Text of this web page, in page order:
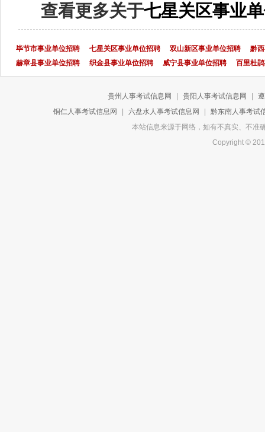
查看更多关于七星关区事业
毕节市事业单位招聘 七星关区事业单位招聘 双山新区事业单位招聘
黔
赫章县事业单位招聘
织金县事业单位招聘 威宁县事业单位招聘 百里杜
贵州人事考试信息网 贵阳人事考试信息网
铜仁人事考试信息网
六盘水人事考试信息网
黔东南人事考试
本站信息来源于网络，如有不真实、不
Copyright ©